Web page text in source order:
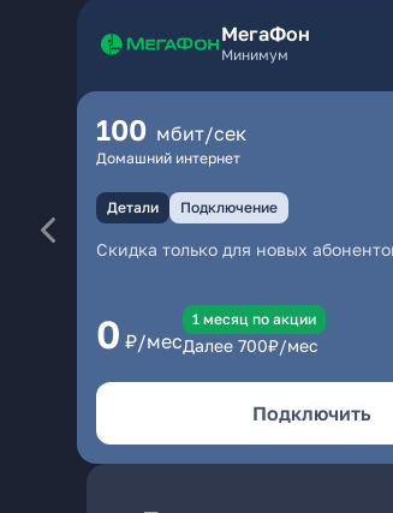
МегаФон
Минимум
100 мбит/сек
Домашний интернет
Детали Подключение
Скидка только для новых
0 ₽/мес
1 месяц по акции
Далее 700₽/мес
Подключить